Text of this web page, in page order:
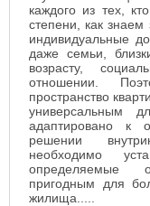
каждого из тех,
степени, как знаем
индивидуальные
даже семьи,
возрасту,
отношении.
пространство
универсальным
адаптировано к
решении
необходимо
определяемые
пригодным для
жилища.....